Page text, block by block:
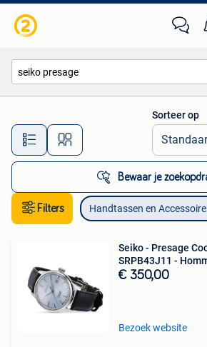
Alle afstanden…
Sorteer op
Bewaar je
Filters Handtassen en
Seiko - Presage
SRPB43J11 -
€ 350,00
Bezoek website